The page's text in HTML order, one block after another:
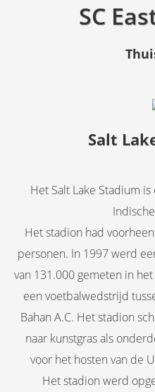
SC
Salt
Het Salt Lake Stadium
Het stadion had
personen. In 1997 werd
van 131.000 gemeten in
een voetbalwedstrijd
Bahan A.C. Het stadion
naar kunstgras als
voor het hosten van de
Het stadion werd